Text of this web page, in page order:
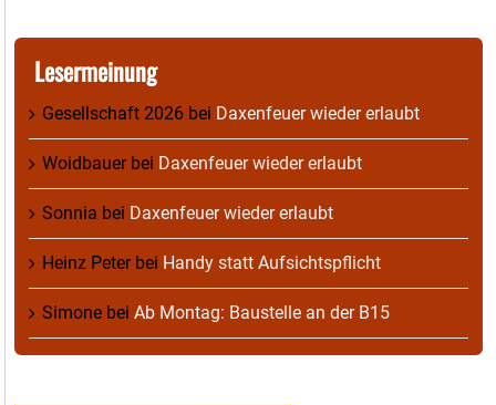
Lesermeinung
Gesellschaft 2026 bei Daxenfeuer wieder erlaubt
Woidbauerbei Daxenfeuer wieder erlaubt
Sonnia bei Daxenfeuer wieder erlaubt
Heinz Peterbei Handy statt Aufsichtspflicht
Simone bei Ab Montag: Baustelle an der B15